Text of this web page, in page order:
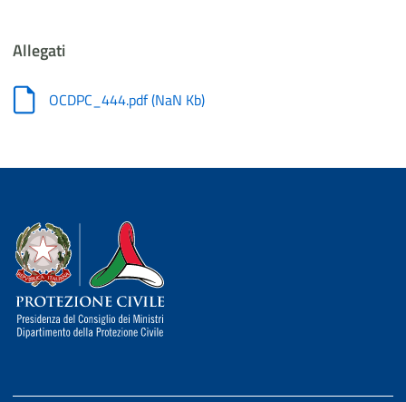
Allegati
OCDPC_444.pdf(NaN Kb)
Dipartimento della Protezione Civile